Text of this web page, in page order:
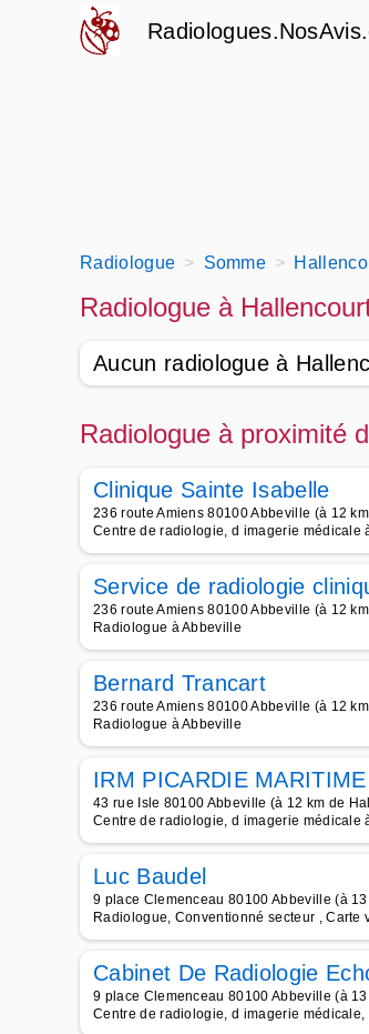
Radiologue Somme
Radiologue à
Aucun radiologue à
Radiologue à proximité
Clinique Sainte Isabelle
236 route Amiens 80100 Abbeville (à 12
Centre de radiologie, d imagerie médicale
Service de radiologie
236 route Amiens 80100 Abbeville (à 12
Radiologue à Abbeville
Bernard Trancart
236 route Amiens 80100 Abbeville (à 12
Radiologue à Abbeville
IRM PICARDIE MARITIME
43 rue Isle 80100 Abbeville (à 12 km de
Centre de radiologie, d imagerie médicale
Luc Baudel
9 place Clemenceau 80100 Abbeville (à
Radiologue, Conventionné secteur , Carte
Cabinet De Radiologie
9 place Clemenceau 80100 Abbeville (à
Centre de radiologie, d imagerie